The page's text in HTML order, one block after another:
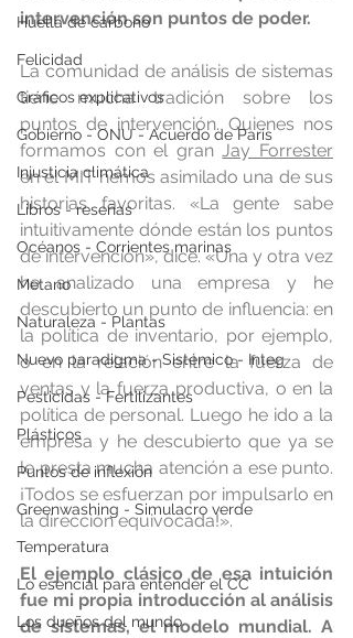
Huella de carbono
Felicidad
Gráficos explicativos
Gobierno - ONU - Acuerdo de Paris
Injusticia climática
Libros - reseñas
Océanos - Corrientes marinas
Metano
Naturaleza - Plantas
Nuevo paradigma - Sistémico - Integ
Pesticidas - Fertilizantes
Plásticos
Puntos de inflexión
Greenwashing - Simulacro verde
Temperatura
Lo esencial para entender el CC
Los dueños del mundo
intervención son puntos de poder.
La comunidad de análisis de sistemas
tiene mucha tradición sobre los
puntos de intervención. Quienes nos
formamos con el gran Jay Forrester
en el MIT hemos asimilado una de sus
historias favoritas. «La gente sabe
intuitivamente dónde están los puntos
de intervención», dice. «Una y otra vez
he analizado una empresa y he
descubierto un punto de influencia: en
la política de inventario, por ejemplo,
o en la relación entre la fuerza de
ventas y la fuerza productiva, o en la
política de personal. Luego he ido a la
empresa y he descubierto que ya se
le presta mucha atención a ese punto.
¡Todos se esfuerzan por impulsarlo en
la dirección equivocada!».
El ejemplo clásico de esa intuición
fue mi propia introducción al análisis
de sistemas, el modelo mundial. A